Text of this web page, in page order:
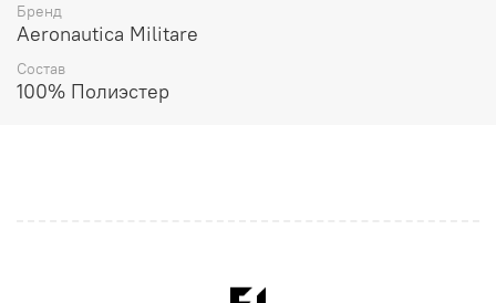
Бренд
Aeronautica Militare
Состав
100% Полиэстер